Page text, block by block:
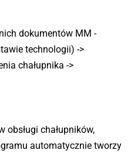
dokumentów MM -
technologii) ->
chałupnika ->
obsługi chałupników,
automatycznie tworzy